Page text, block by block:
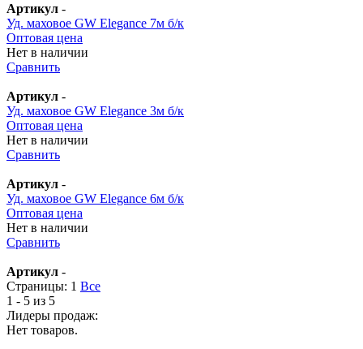
Артикул -
Уд. маховое GW Elegance 7м б/к
Оптовая цена
Нет в наличии
Сравнить
Артикул -
Уд. маховое GW Elegance 3м б/к
Оптовая цена
Нет в наличии
Сравнить
Артикул -
Уд. маховое GW Elegance 6м б/к
Оптовая цена
Нет в наличии
Сравнить
Артикул -
Страницы: 1 Все
1 - 5 из 5
Лидеры продаж:
Нет товаров.